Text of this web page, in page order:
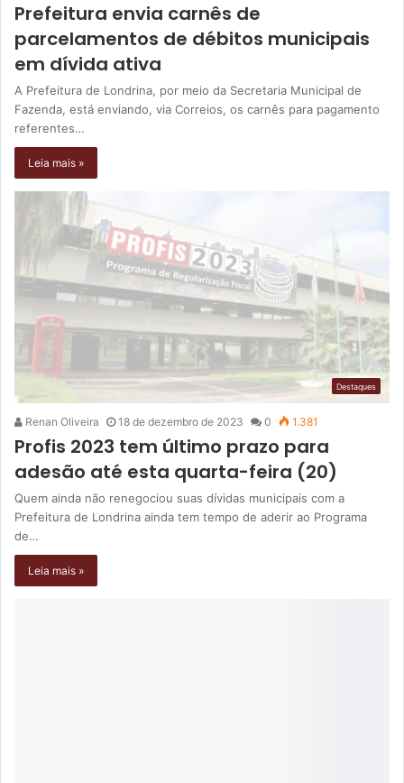
Prefeitura envia carnês de
parcelamentos de débitos municipais
em dívida ativa
A Prefeitura de Londrina, por meio da Secretaria Municipal de
Fazenda, está enviando, via Correios, os carnês para pagamento
referentes…
Leia mais »
Destaques
Renan Oliveira 18 de dezembro de 2023 0 1.381
Profis 2023 tem último prazo para
adesão até esta quarta-feira (20)
Quem ainda não renegociou suas dívidas municipais com a
Prefeitura de Londrina ainda tem tempo de aderir ao Programa
de…
Leia mais »